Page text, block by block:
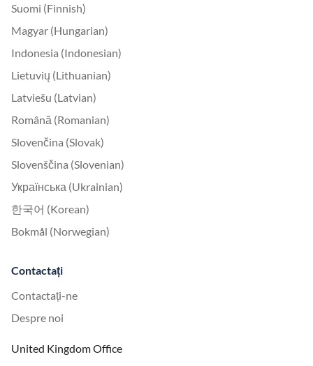
Suomi (Finnish)
Magyar (Hungarian)
Indonesia (Indonesian)
Lietuvių (Lithuanian)
Latviešu (Latvian)
Română (Romanian)
Slovenčina (Slovak)
Slovenščina (Slovenian)
Українська (Ukrainian)
한국어 (Korean)
Bokmål (Norwegian)
Contactați
Contactați-ne
Despre noi
United Kingdom Office